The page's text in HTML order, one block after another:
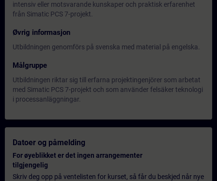
intensiv eller motsvarande kunskaper och praktisk erfarenhet
från Simatic PCS 7-projekt.
Øvrig informasjon
Utbildningen genomförs på svenska med material på engelska.
Målgruppe
Utbildningen riktar sig till erfarna projektingenjörer som arbetat
med Simatic PCS 7-projekt och som använder felsäker teknologi
i processanläggningar.
Datoer og påmelding
For øyeblikket er det ingen arrangementer
tilgjengelig
Skriv deg opp på ventelisten for kurset, så får du beskjed når nye